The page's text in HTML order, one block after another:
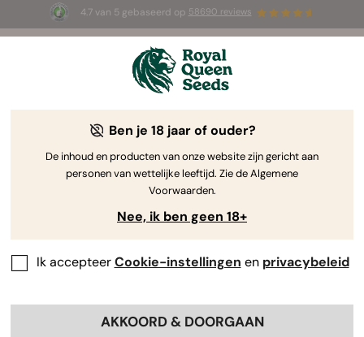
4.7 van 5 gebaseerd op 58690 reviews
3 White Widow Auto zaadjesGRATIS voor de
The RQS Blog
Wietwetenschap en gezondheid
Ontdek hoe cannabinoïden het
effecten veroorzaakt, wat de verschillen tussen THC en
CBD zijn en welke verbindingen er nog meer in cannabis
Ben je 18 jaar of ouder?
De inhoud en producten van onze website zijn gericht aan
personen van wettelijke leeftijd. Zie de Algemene
Voorwaarden.
Nee, ik ben geen 18+
Ik accepteerCookie-instellingen en privacybeleid
AKKOORD & DOORGAAN